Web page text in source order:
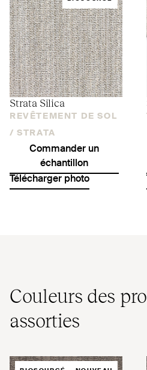
Strata Silica
REVÊTEMENT DE SOL
/ STRATA
Commander un
échantillon
Télécharger photo
Couleurs des
assorties